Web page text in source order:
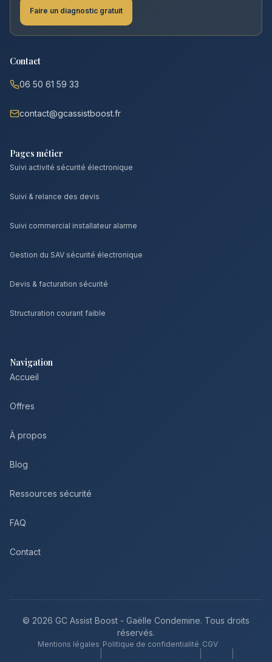
Faire un diagnostic gratuit
Contact
06 50 61 59 33
contact@gcassistboost.fr
Pages métier
Suivi activité sécurité électronique
Suivi & relance des devis
Suivi commercial installateur alarme
Gestion du SAV sécurité électronique
Devis & facturation sécurité
Structuration courant faible
Navigation
Accueil
Offres
À propos
Blog
Ressources sécurité
FAQ
Contact
© 2026 GC Assist Boost - Gaëlle Condemine. Tous droits
réservés.
Mentions légales Politique de confidentialité CGV